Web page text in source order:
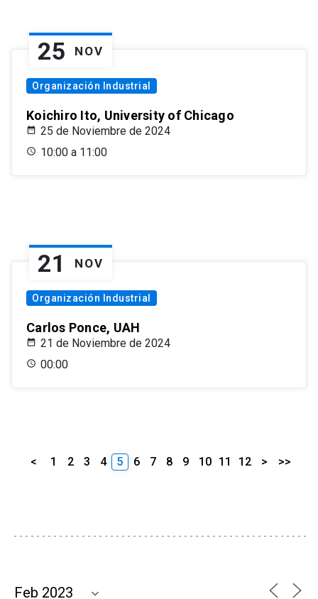
25 NOV
Organización Industrial
Koichiro Ito, University of Chicago
25 de Noviembre de 2024
10:00 a 11:00
21 NOV
Organización Industrial
Carlos Ponce, UAH
21 de Noviembre de 2024
00:00
< 1 2 3 4 5 6 7 8 9 10 11 12 > >>